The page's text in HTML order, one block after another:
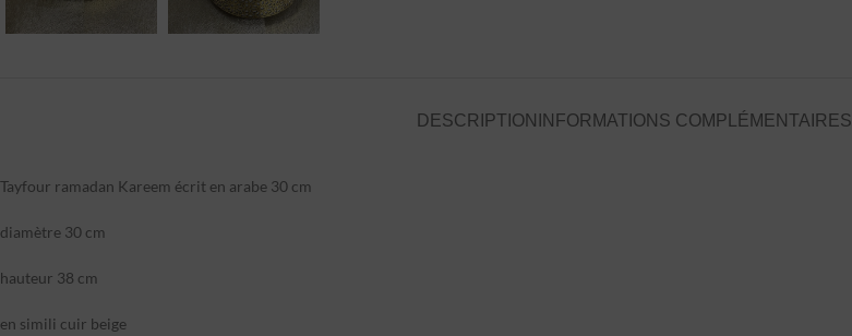
DESCRIPTION INFORMATIONS COMPLÉMENTAIRES
Tayfour ramadan Kareem écrit en arabe 30 cm
diamètre 30 cm
hauteur 38 cm
en simili cuir beige